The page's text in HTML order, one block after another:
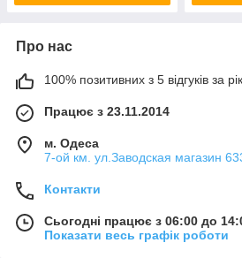
Про нас
100% позитивних з 5 відгуків за рік
Працює з 23.11.2014
м. Одеса
7-ой км. ул.Заводская магазин
Контакти
Сьогодні працює з 06:00 до
Показати весь графік роботи